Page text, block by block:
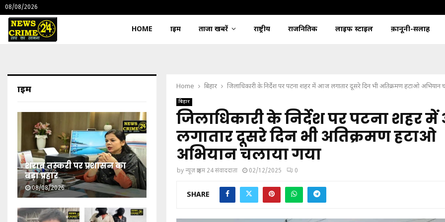
08/08/2026
HOME क्राइम ताजा खबरें राष्ट्रीय राजनितिक लाइफ स्टाइल क़ानूनी-सलाह
Home बिहार जिलाधिकारी के निर्देश पर पटना शहर में आज लगातार दूसरे दिन भी अतिक्रमण हटाओ अभियान
बिहार
जिलाधिकारी के निर्देश पर पटना शहर
लगातार दूसरे दिन भी अतिक्रमण हटाओ
अभियान चलाया गया
byन्यूज़ क्राइम 24 संवाददाता 02/12/2025 0
SHARE
क्राइम
शराब तस्करी पर प्रशासन का
बड़ा प्रहार
08/08/2026